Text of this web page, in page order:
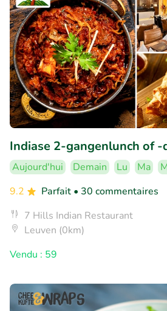
Indiase 2-gangenlunch of
Aujourd'hui Demain Lu Ma
9.2
Parfait • 30 commentaires
7 Hills Indian Restaurant
Leuven (0km)
Vendu : 59